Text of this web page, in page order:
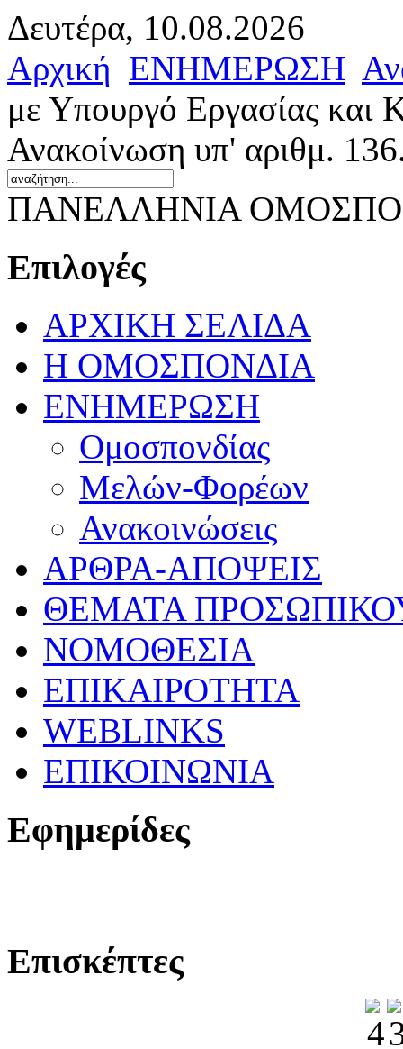
Δευτέρα, 10.08.2026
Αρχική ΕΝΗΜΕΡΩΣΗ
με Υπουργό Εργασίας και
Ανακοίνωση υπ' αριθμ.
ΠΑΝΕΛΛΗΝΙΑ
Επιλογές
ΑΡΧΙΚΗ ΣΕΛΙΔΑ
Η ΟΜΟΣΠΟΝΔΙΑ
ΕΝΗΜΕΡΩΣΗ
Ομοσπονδίας
Μελών-Φορέων
Ανακοινώσεις
ΑΡΘΡΑ-ΑΠΟΨΕΙΣ
ΘΕΜΑΤΑ
ΝΟΜΟΘΕΣΙΑ
ΕΠΙΚΑΙΡΟΤΗΤΑ
WEBLINKS
ΕΠΙΚΟΙΝΩΝΙΑ
Εφημερίδες
Επισκέπτες